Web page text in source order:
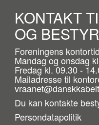
KONTAKT
OG
Foreningens
Mandag og onsdag
Fredag kl. 09.30 -
Mailadresse til
Du kan kontakte
Persondatapolitik